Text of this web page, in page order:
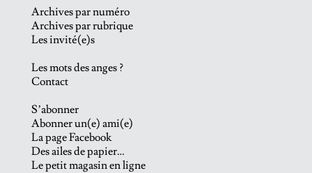
Archives par numéro
Archives par rubrique
Les invité(e)s
Les mots des anges ?
Contact
S’abonner
Abonner un(e) ami(e)
La page Facebook
Des ailes de papier…
Le petit magasin en ligne